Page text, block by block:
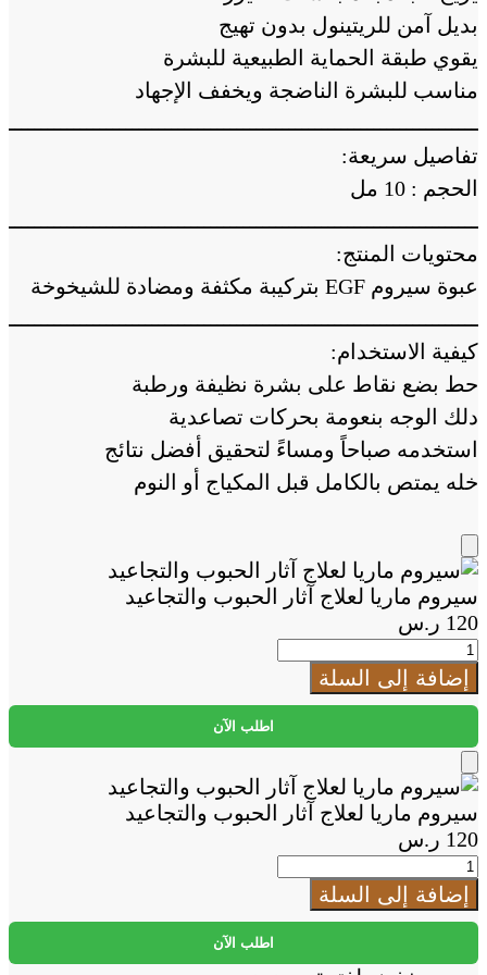
بديل آمن للريتينول بدون تهيج
يقوي طبقة الحماية الطبيعية للبشرة
مناسب للبشرة الناضجة ويخفف الإجهاد
تفاصيل سريعة:
الحجم : 10 مل
محتويات المنتج:
عبوة سيروم EGF بتركيبة مكثفة ومضادة للشيخوخة
كيفية الاستخدام:
حط بضع نقاط على بشرة نظيفة ورطبة
دلك الوجه بنعومة بحركات تصاعدية
استخدمه صباحاً ومساءً لتحقيق أفضل نتائج
خله يمتص بالكامل قبل المكياج أو النوم
Add
to
Cart
سيروم ماريا لعلاج آثار الحبوب والتجاعيد
120 ر.س
كمية
سيروم
ماريا
آثار
الحبوب
والتجاعيد
إضافة إلى السلة
اطلب الآن
Add
to
Cart
سيروم ماريا لعلاج آثار الحبوب والتجاعيد
120 ر.س
كمية
سيروم
ماريا
آثار
إضافة إلى السلة
اطلب الآن